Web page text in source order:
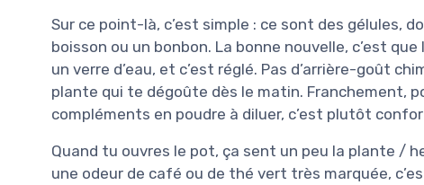
Sur ce point-là, c’est simple : ce sont des gélules,
boisson ou un bonbon. La bonne nouvelle, c’est que
un verre d’eau, et c’est réglé. Pas d’arrière-goût
plante qui te dégoûte dès le matin. Franchement,
compléments en poudre à diluer, c’est plutôt
Quand tu ouvres le pot, ça sent un peu la plante /
une odeur de café ou de thé vert très marquée,